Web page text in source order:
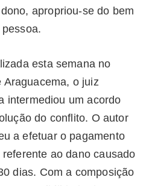
apropriou-se do bem
esta semana no
Araguacema, o juiz
intermediou um acordo
do conflito. O autor
a efetuar o pagamento
ao dano causado
dias. Com a composição